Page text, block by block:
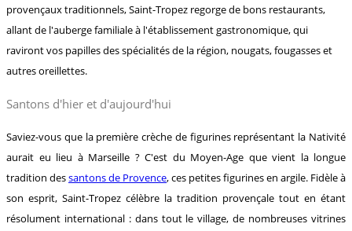
provençaux traditionnels, Saint-Tropez regorge de bons restaurants,
allant de l'auberge familiale à l'établissement gastronomique, qui
raviront vos papilles des spécialités de la région, nougats, fougasses et
autres oreillettes.
Santons d'hier et d'aujourd'hui
Saviez-vous que la première crèche de figurines représentant la Nativité
aurait eu lieu à Marseille ? C'est du Moyen-Age que vient la longue
tradition dessantons de Provence, ces petites figurines en argile. Fidèle à
son esprit, Saint-Tropez célèbre la tradition provençale tout en étant
résolument international : dans tout le village, de nombreuses vitrines